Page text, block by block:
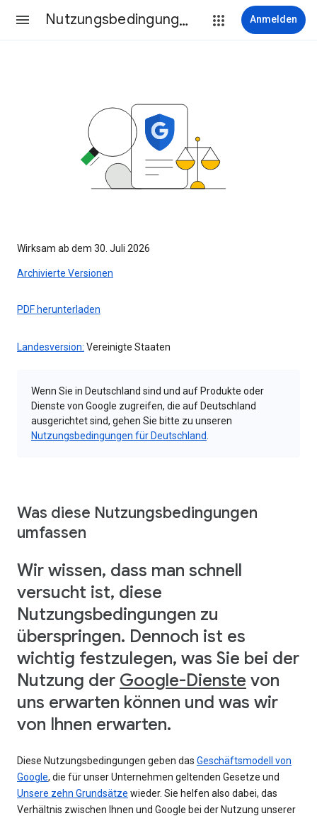
Nutzungsbedingungen Anmelden
Wirksam ab dem 30. Juli 2026
Archivierte Versionen
PDF herunterladen
Landesversion: Vereinigte Staaten
Wenn Sie in Deutschland sind und auf Produkte oder
Dienste von Google zugreifen, die auf Deutschland
ausgerichtet sind, gehen Sie bitte zu unseren
Nutzungsbedingungen für Deutschland
Was diese Nutzungsbedingungen
umfassen
Wir wissen, dass man schnell
versucht ist, diese
Nutzungsbedingungen zu
überspringen. Dennoch ist es
wichtig festzulegen, was Sie bei der
Nutzung der Google-Dienste von
uns erwarten können und was wir
von Ihnen erwarten.
Diese Nutzungsbedingungen geben das Geschäftsmodell von
Google, die für unser Unternehmen geltenden Gesetze und
Unsere zehn Grundsätze wieder. Sie helfen also dabei, das
Verhältnis zwischen Ihnen und Google bei der Nutzung unserer